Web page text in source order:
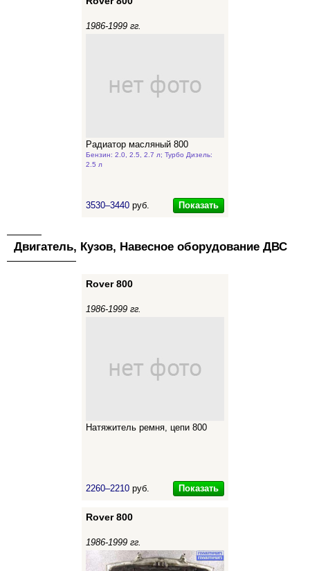
1986-1999 гг.
Радиатор масляный 800
Бензин: 2.0, 2.5, 2.7 л; Турбо Дизель:
2.5 л
3530–3440 руб. Показать
Двигатель, Кузов, Навесное оборудование ДВС
Rover 800
1986-1999 гг.
Натяжитель ремня, цепи 800
2260–2210 руб. Показать
Rover 800
1986-1999 гг.